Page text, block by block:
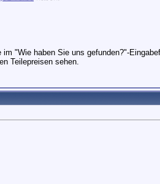
im "Wie haben Sie uns gefunden?"-
Teilepreisen sehen.